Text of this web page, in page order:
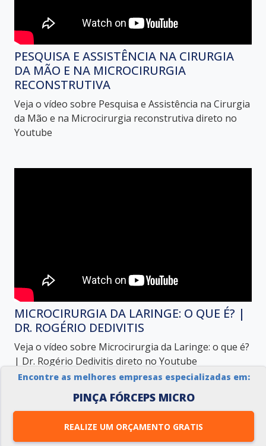
Encontre as melhores empresas especializadas em:
PINÇA FÓRCEPS MICRO
REALIZE UM ORÇAMENTO GRATIS
PESQUISA E ASSISTÊNCIA NA CIRURGIA
DA MÃO E NA MICROCIRURGIA
RECONSTRUTIVA
Veja o vídeo sobre Pesquisa e Assistência na Cirurgia
da Mão e na Microcirurgia reconstrutiva direto no
Youtube
MICROCIRURGIA DA LARINGE: O QUE É? |
DR. ROGÉRIO DEDIVITIS
Veja o vídeo sobre Microcirurgia da Laringe: o que é?
| Dr. Rogério Dedivitis direto no Youtube
GALERIA DE IMAGENS ILUSTRATIVAS
REFERENTE À PINÇA FÓRCEPS MICRO